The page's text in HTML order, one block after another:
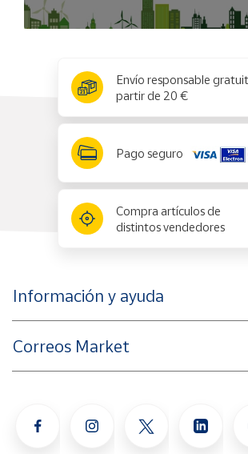
Envío responsable
partir de 20 €
Pago seguro
Compra artículos de
distintos vendedores
Información y ayuda
Correos Market